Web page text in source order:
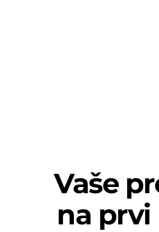
Vaše
na prvi